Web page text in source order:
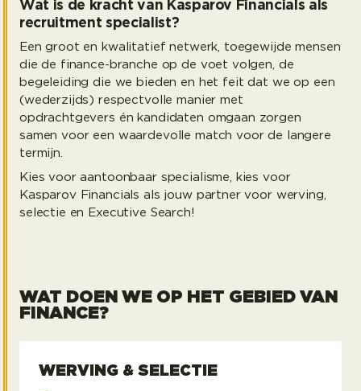
Wat is de kracht van Kasparov Financials als
recruitment specialist?
Een groot en kwalitatief netwerk, toegewijde mensen
die de finance-branche op de voet volgen, de
begeleiding die we bieden en het feit dat we op een
(wederzijds) respectvolle manier met
opdrachtgevers én kandidaten omgaan zorgen
samen voor een waardevolle match voor de langere
termijn.
Kies voor aantoonbaar specialisme, kies voor
Kasparov Financials als jouw partner voor werving,
selectie en Executive Search!
WAT DOEN WE OP HET GEBIED VAN
FINANCE?
WERVING & SELECTIE
Werving & Selectie